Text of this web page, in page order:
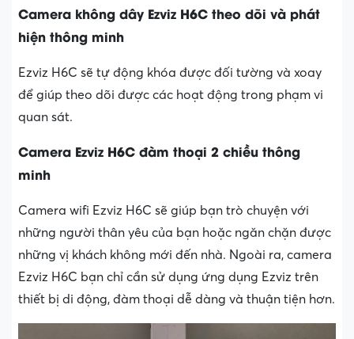
Camera không dây Ezviz H6C theo dõi và phát
hiện thông minh
Ezviz H6C sẽ tự động khóa được đối tường và xoay
để giúp theo dõi được các hoạt động trong phạm vi
quan sát.
Camera Ezviz H6C đàm thoại 2 chiều thông
minh
Camera wifi Ezviz H6C sẽ giúp bạn trò chuyện với
những người thân yêu của bạn hoặc ngăn chặn được
những vị khách không mới đến nhà. Ngoài ra, camera
Ezviz H6C bạn chỉ cần sử dụng ứng dụng Ezviz trên
thiết bị di động, đàm thoại dễ dàng và thuận tiện hơn.